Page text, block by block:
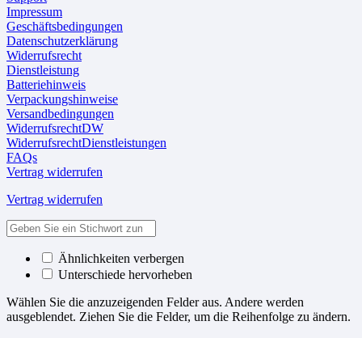
Impressum
Geschäftsbedingungen
Datenschutzerklärung
Widerrufsrecht
Dienstleistung
Batteriehinweis
Verpackungshinweise
Versandbedingungen
WiderrufsrechtDW
WiderrufsrechtDienstleistungen
FAQs
Vertrag widerrufen
Vertrag widerrufen
Ähnlichkeiten verbergen
Unterschiede hervorheben
Wählen Sie die anzuzeigenden Felder aus. Andere werden
ausgeblendet. Ziehen Sie die Felder, um die Reihenfolge zu ändern.